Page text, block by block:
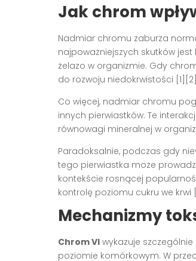
Jak chrom
Nadmiar chromu zaburza
najpoważniejszych skutków
żelazo w organizmie. Gdy
do rozwoju niedokrwistości
Co więcej, nadmiar chromu
innych pierwiastków. Te
równowagi mineralnej w
Paradoksalnie, podczas gdy
tego pierwiastka może
kontekście rosnącej
kontrolę poziomu cukru we krwi
Mechanizmy
Chrom VI wykazuje
poziomie komórkowym. W